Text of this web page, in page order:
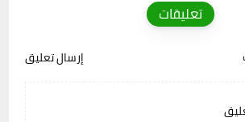
تعليقات
إرسال تعليق